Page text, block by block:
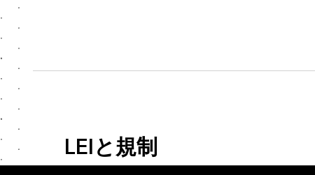
LEIと規制